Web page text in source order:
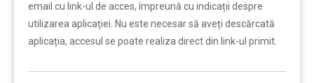
email cu link-ul de acces, împreună cu indicații despre
utilizarea aplicației. Nu este necesar să aveți descărcată
aplicația, accesul se poate realiza direct din link-ul primit.